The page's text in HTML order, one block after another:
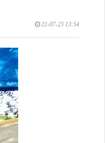
21-07-23 13:54